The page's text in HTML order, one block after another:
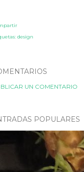
design
UN COMENTARIO
POPULARES